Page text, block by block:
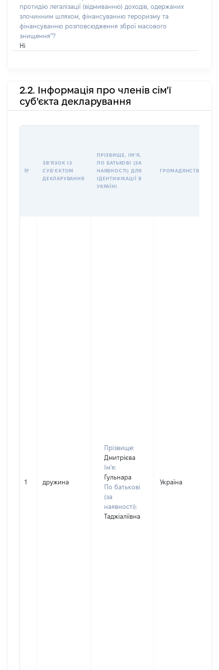
протидію легалізації (відмиванню) доходів, одержаних
злочинним шляхом, фінансуванню тероризму та
фінансуванню розповсюдження зброї масового
знищення"?
Ні
2.2. Інформація про членів сім'ї
суб'єкта декларування
№
ЗВʼЯЗОК ІЗ
СУБʼЄКТОМ
ДЕКЛАРУВАННЯ
ПРІЗВИЩЕ, ІМʼЯ,
ПО БАТЬКОВІ (ЗА
НАЯВНОСТІ) ДЛЯ
ІДЕНТИФІКАЦІЇ В
УКРАЇНІ
ГРОМАДЯНСТВО
1 дружина
Прізвище:
Дмитрієва
Ім'я:
Гульнара
По батькові
(за
наявності):
Таджіаліївна
Україна